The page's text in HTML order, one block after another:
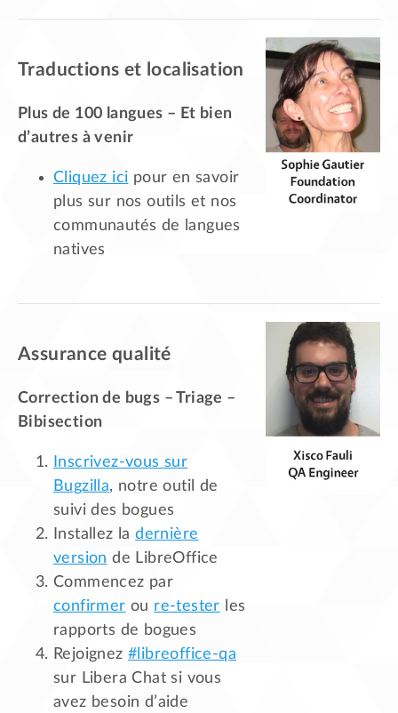
Traductions et localisation
Plus de 100 langues – Et bien
d’autres à venir
Cliquez ici pour en savoir
plus sur nos outils et nos
communautés de langues
natives
Assurance qualité
Correction de bugs – Triage –
Bibisection
Inscrivez-vous sur
Bugzilla, notre outil de
suivi des bogues
Installez ladernière
version de LibreOffice
Commencez par
confirmer ou re-tester les
rapports de bogues
Rejoignez#libreoffice-qa
sur Libera Chat si vous
avez besoin d’aide